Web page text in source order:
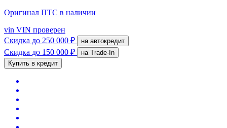
Оригинал ПТС в наличии
vin VIN проверен
Скидка до 250 000 ₽ на автокредит
Скидка до 150 000 ₽
на Trade-In
Купить в кредит